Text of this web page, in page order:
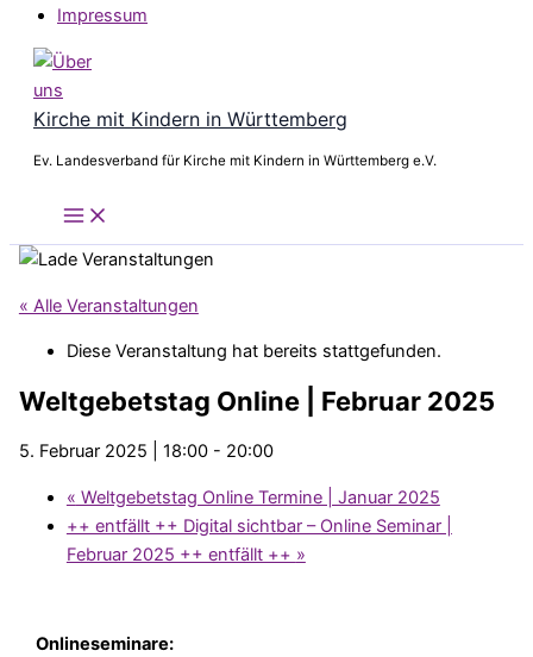
Impressum
Kirche mit Kindern in Württemberg
Ev. Landesverband für Kirche mit Kindern in Württemberg e.V.
« Alle Veranstaltungen
Diese Veranstaltung hat bereits stattgefunden.
Weltgebetstag Online | Februar 2025
5. Februar 2025 | 18:00- 20:00
« Weltgebetstag Online Termine | Januar 2025
++ entfällt ++ Digital sichtbar – Online Seminar |
Februar 2025 ++ entfällt ++ »
Onlineseminare: